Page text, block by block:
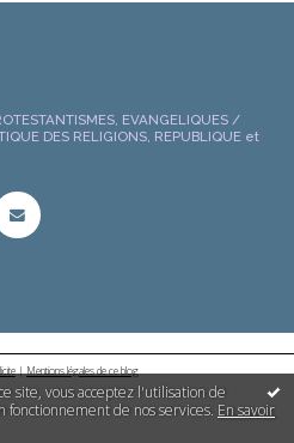
site, vous acceptez l'utilisation de
fonctionnement de nos services. En savoir
EVANGELIQUES /
DES RELIGIONS, REPUBLIQUE et
|Mentions légales de ce blog